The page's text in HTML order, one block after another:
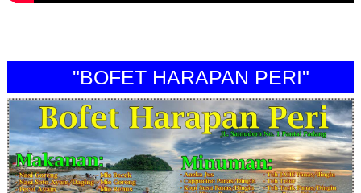
"BOFET HARAPAN PERI"